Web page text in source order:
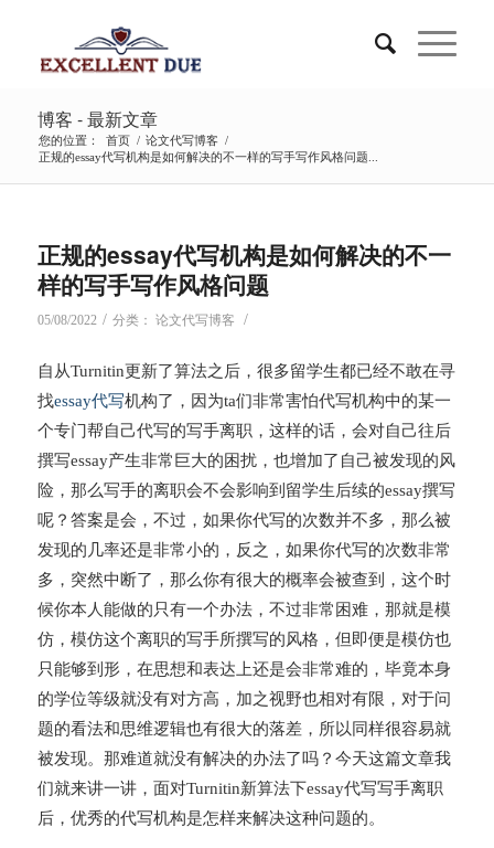
博客 - 最新文章
您的位置： 首页 / 论文代写博客 /
正规的essay代写机构是如何解决的不一样的写手写作风格问题...
正规的essay代写机构是如何解决的不一
样的写手写作风格问题
05/08/2022 / 分类： 论文代写博客 /
自从Turnitin更新了算法之后，很多留学生都已经不敢在寻
找essay代写机构了，因为ta们非常害怕代写机构中的某一
个专门帮自己代写的写手离职，这样的话，会对自己往后
撰写essay产生非常巨大的困扰，也增加了自己被发现的风
险，那么写手的离职会不会影响到留学生后续的essay撰写
呢？答案是会，不过，如果你代写的次数并不多，那么被
发现的几率还是非常小的，反之，如果你代写的次数非常
多，突然中断了，那么你有很大的概率会被查到，这个时
候你本人能做的只有一个办法，不过非常困难，那就是模
仿，模仿这个离职的写手所撰写的风格，但即便是模仿也
只能够到形，在思想和表达上还是会非常难的，毕竟本身
的学位等级就没有对方高，加之视野也相对有限，对于问
题的看法和思维逻辑也有很大的落差，所以同样很容易就
被发现。那难道就没有解决的办法了吗？今天这篇文章我
们就来讲一讲，面对Turnitin新算法下essay代写写手离职
后，优秀的代写机构是怎样来解决这种问题的。